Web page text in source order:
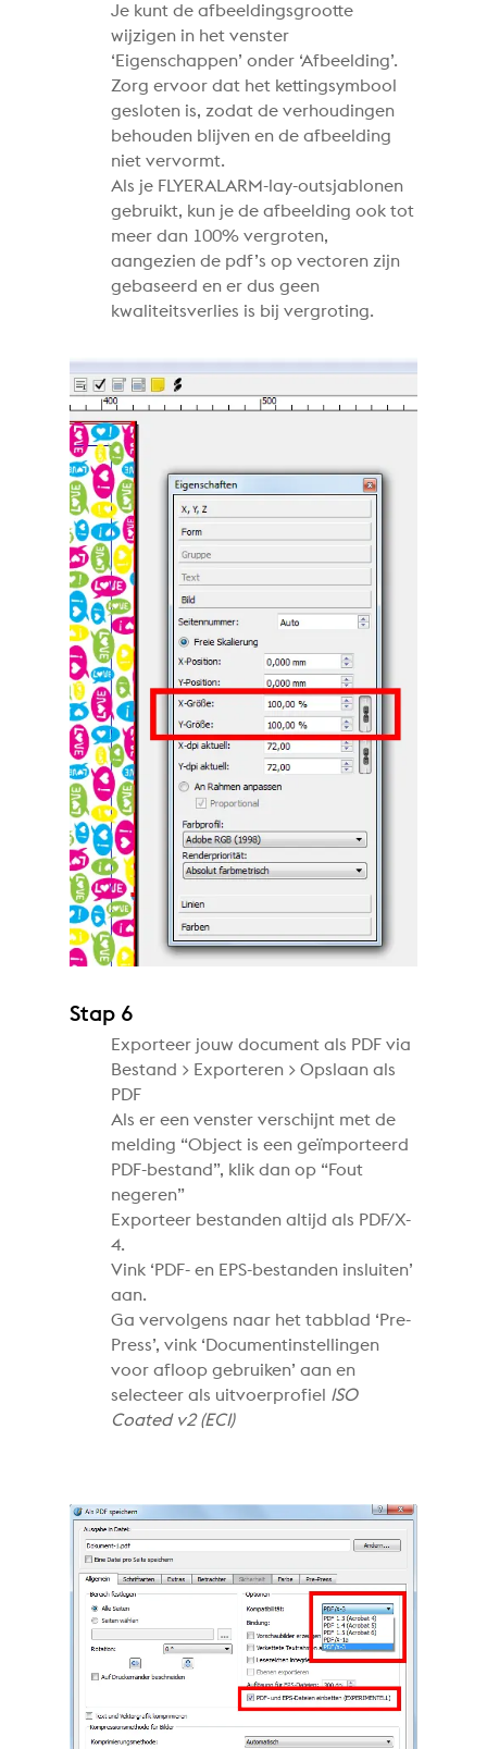
Je kunt de afbeeldingsgrootte
wijzigen in het venster
‘Eigenschappen’ onder ‘Afbeelding’.
Zorg ervoor dat het kettingsymbool
gesloten is, zodat de verhoudingen
behouden blijven en de afbeelding
niet vervormt.
Als je FLYERALARM-lay-outsjablonen
gebruikt, kun je de afbeelding ook tot
meer dan 100% vergroten,
aangezien de pdf’s op vectoren zijn
gebaseerd en er dus geen
kwaliteitsverlies is bij vergroting.
Stap 6
Exporteer jouw document als PDF via
Bestand > Exporteren > Opslaan als
PDF
Als er een venster verschijnt met de
melding “Object is een geïmporteerd
PDF-bestand”, klik dan op “Fout
negeren”
Exporteer bestanden altijd als PDF/X-
4.
Vink ‘PDF- en EPS-bestanden insluiten’
aan.
Ga vervolgens naar het tabblad ‘Pre-
Press’, vink ‘Documentinstellingen
voor afloop gebruiken’ aan en
selecteer als uitvoerprofiel ISO
Coated v2 (ECI)